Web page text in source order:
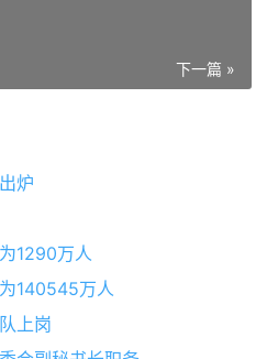
下一篇 »
炉
1290万人
140545万人
上岗